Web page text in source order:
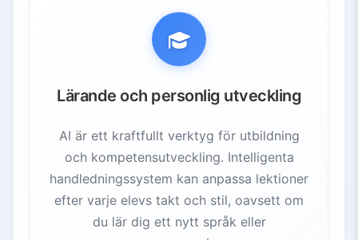
Lärande och personlig utveckling
AI är ett kraftfullt verktyg för utbildning
och kompetensutveckling. Intelligenta
handledningssystem kan anpassa lektioner
efter varje elevs takt och stil, oavsett om
du lär dig ett nytt språk eller